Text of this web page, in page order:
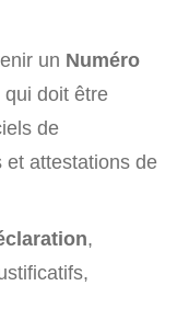
un Numéro
qui doit être
de
et attestations de
,